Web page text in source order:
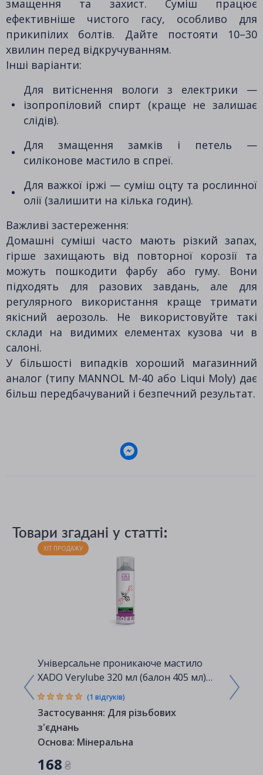
змащення та захист. Суміш працює
ефективніше чистого гасу, особливо для
прикипілих болтів. Дайте постояти 10–30
хвилин перед відкручуванням.
Інші варіанти:
Для витіснення вологи з електрики —
ізопропіловий спирт (краще не залишає
слідів).
Для змащення замків і петель —
силіконове мастило в спреї.
Для важкої іржі — суміш оцту та рослинної
олії (залишити на кілька годин).
Важливі застереження:
Домашні суміші часто мають різкий запах,
гірше захищають від повторної корозії та
можуть пошкодити фарбу або гуму. Вони
підходять для разових завдань, але для
регулярного використання краще тримати
якісний аерозоль. Не використовуйте такі
склади на видимих елементах кузова чи в
салоні.
У більшості випадків хороший магазинний
аналог (типу MANNOL M-40 або Liqui Moly) дає
більш передбачуваний і безпечний результат.
Товари згадані у статті:
ХІТ ПРОДАЖУ
Універсальне проникаюче мастило
XADO Verylube 320 мл (балон 405 мл)
(ХВ40003)
(1 відгуків)
Застосування: Для різьбових
з'єднань
Основа: Мінеральна
168₴